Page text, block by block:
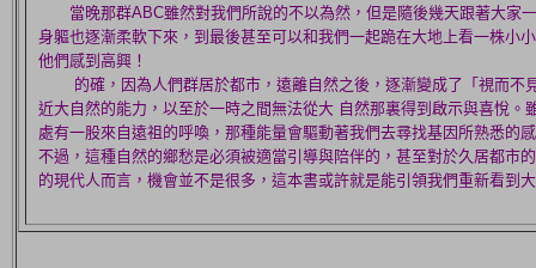
當晚那群ABC雖然對我們所說的不以為然，但是隨後幾天跟著大家
身軀也逐漸柔軟下來，到最後甚至可以和我們一起跪在大地上看一株小
他們感到高興！
的確，因為人們群居於都市，遠離自然之後，逐漸變成了「視而不
近大自然的能力，以至於一時之間無法從大 自然那裏得到啟示與喜悅
處有一股來自遠祖的呼喚，那種能量會驅動著我們去尋找基因所熟悉的
不過，這種自然的鄉愁是必須被適當引導與陪伴的，甚至對於久居都市
的現代人而言，機會並不是很多，這本書或許就是能引領我們重新看到